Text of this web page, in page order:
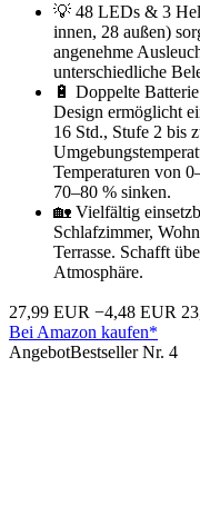
💡 48 LEDs & 3
innen, 28 außen)
angenehme
unterschiedliche
🔋 Doppelte
Design ermöglicht
16 Std., Stufe 2 bis
Temperaturen von
70–80 % sinken.
🏡 Vielfältig
Schlafzimmer,
Terrasse. Schafft
Atmosphäre.
27,99 EUR −4,48 EUR
Bei Amazon kaufen*
AngebotBestseller Nr. 4